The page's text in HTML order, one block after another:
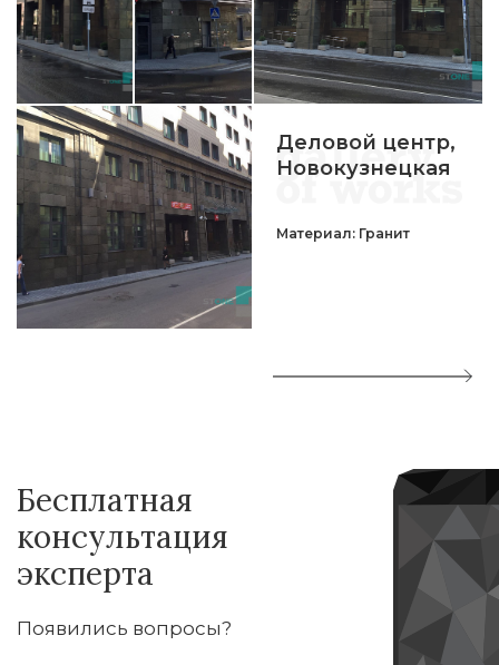
Деловой центр,
Новокузнецкая
Материал: Гранит
Бесплатная
консультация
эксперта
Появились вопросы?